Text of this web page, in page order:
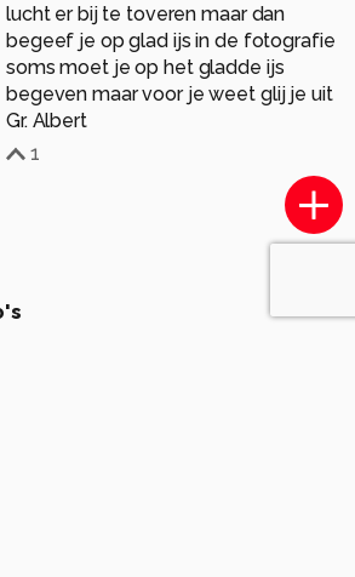
lucht er bij te toveren maar dan
begeef je op glad ijs in de fotografie
soms moet je op het gladde ijs
begeven maar voor je weet glij je uit
Gr. Albert
1